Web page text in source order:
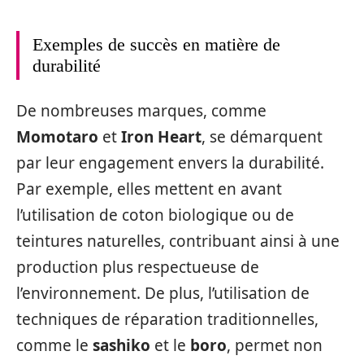
Exemples de succès en matière de
durabilité
De nombreuses marques, comme
Momotaro etIron Heart, se démarquent
par leur engagement envers la durabilité.
Par exemple, elles mettent en avant
l’utilisation de coton biologique ou de
teintures naturelles, contribuant ainsi à une
production plus respectueuse de
l’environnement. De plus, l’utilisation de
techniques de réparation traditionnelles,
comme le sashiko et le boro, permet non